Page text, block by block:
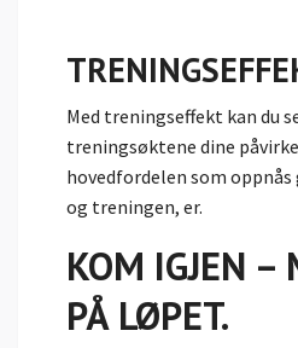
Med treningseffekt kan du
treningsøktene dine
hovedfordelen som
og treningen, er.
KOM IGJEN –
PÅ LØPET.